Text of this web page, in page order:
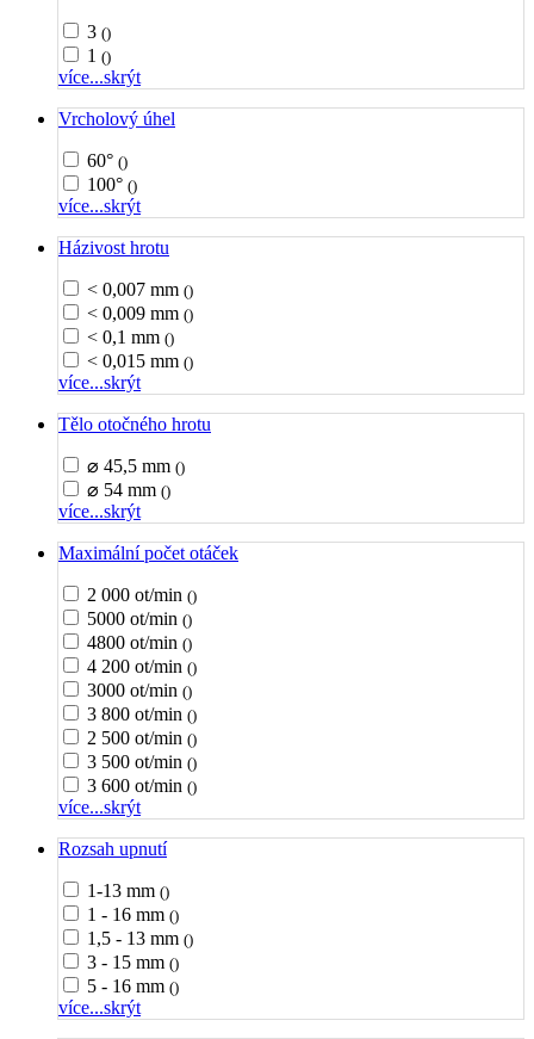
3 ()
1 ()
více...skrýt
Vrcholový úhel
60° ()
100° ()
více...skrýt
Házivost hrotu
< 0,007 mm ()
< 0,009 mm ()
< 0,1 mm ()
< 0,015 mm ()
více...skrýt
Tělo otočného hrotu
⌀ 45,5 mm ()
⌀ 54 mm ()
více...skrýt
Maximální počet otáček
2 000 ot/min ()
5000 ot/min ()
4800 ot/min ()
4 200 ot/min ()
3000 ot/min ()
3 800 ot/min ()
2 500 ot/min ()
3 500 ot/min ()
3 600 ot/min ()
více...skrýt
Rozsah upnutí
1-13 mm ()
1 - 16 mm ()
1,5 - 13 mm ()
3 - 15 mm ()
5 - 16 mm ()
více...skrýt